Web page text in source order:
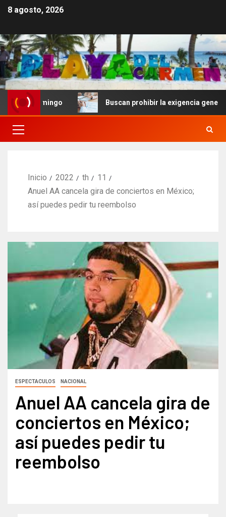
8 agosto, 2026
Buscan prohibir la exigencia generalizada
Inicio 2022 th
11
Anuel AA cancela gira de conciertos en México;
así puedes pedir tu reembolso
ESPECTACULOS NACIONAL
Anuel AA cancela gira de
conciertos en México;
así puedes pedir tu
reembolso